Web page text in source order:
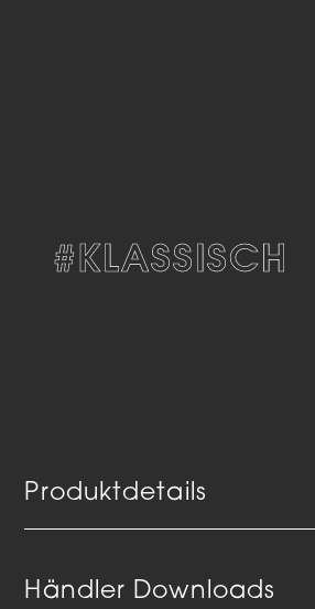
#KLASSISCH
Produktdetails
Händler Downloads